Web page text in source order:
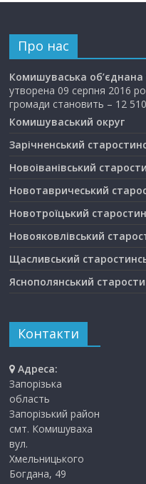
Про нас
Комишуваська
утворена 09 серпня 2016
громади становить – 12
Комишуваський округ
Зарічненський
Новоіванівський
Новотавричеський
Новотроїцький
Новояковлівський
Щасливський
Яснополянський
Контакти
Адреса:
Запорізька
область
Запорізький район
смт. Комишуваха
вул.
Хмельницького
Богдана, 49